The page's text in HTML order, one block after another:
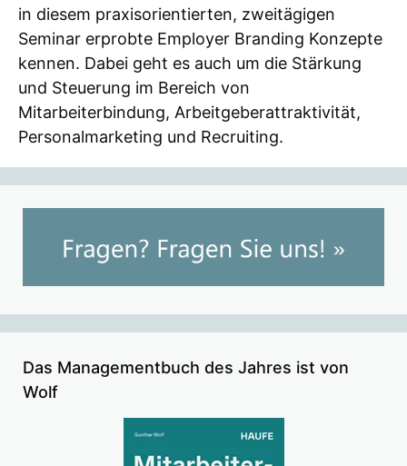
in diesem praxisorientierten, zweitägigen
Seminar erprobte Employer Branding Konzepte
kennen. Dabei geht es auch um die Stärkung
und Steuerung im Bereich von
Mitarbeiterbindung, Arbeitgeberattraktivität,
Personalmarketing und Recruiting.
Das Managementbuch des Jahres ist von
Wolf